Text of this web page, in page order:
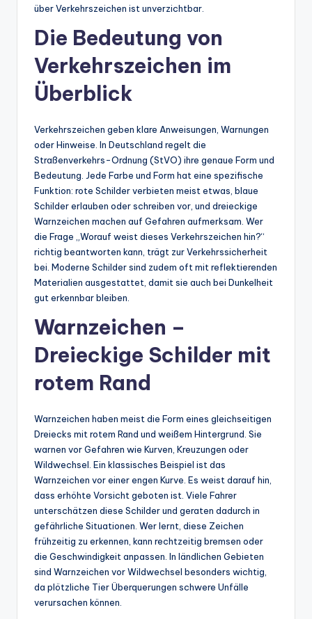
über Verkehrszeichen ist unverzichtbar.
Die Bedeutung von
Verkehrszeichen im
Überblick
Verkehrszeichen geben klare Anweisungen, Warnungen
oder Hinweise. In Deutschland regelt die
Straßenverkehrs-Ordnung (StVO) ihre genaue Form und
Bedeutung. Jede Farbe und Form hat eine spezifische
Funktion: rote Schilder verbieten meist etwas, blaue
Schilder erlauben oder schreiben vor, und dreieckige
Warnzeichen machen auf Gefahren aufmerksam. Wer
die Frage „Worauf weist dieses Verkehrszeichen hin?“
richtig beantworten kann, trägt zur Verkehrssicherheit
bei. Moderne Schilder sind zudem oft mit reflektierenden
Materialien ausgestattet, damit sie auch bei Dunkelheit
gut erkennbar bleiben.
Warnzeichen –
Dreieckige Schilder mit
rotem Rand
Warnzeichen haben meist die Form eines gleichseitigen
Dreiecks mit rotem Rand und weißem Hintergrund. Sie
warnen vor Gefahren wie Kurven, Kreuzungen oder
Wildwechsel. Ein klassisches Beispiel ist das
Warnzeichen vor einer engen Kurve. Es weist darauf hin,
dass erhöhte Vorsicht geboten ist. Viele Fahrer
unterschätzen diese Schilder und geraten dadurch in
gefährliche Situationen. Wer lernt, diese Zeichen
frühzeitig zu erkennen, kann rechtzeitig bremsen oder
die Geschwindigkeit anpassen. In ländlichen Gebieten
sind Warnzeichen vor Wildwechsel besonders wichtig,
da plötzliche Tier Überquerungen schwere Unfälle
verursachen können.